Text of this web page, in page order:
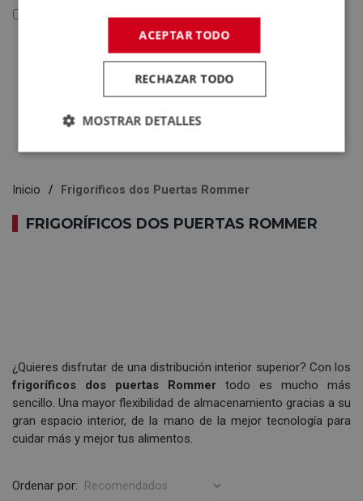
Reacondicionados y Outlet
Reacondicionados y
Outlet
Electrodomésticos
Inicio Frigoríficos dos Puertas Rommer
FRIGORÍFICOS DOS PUERTAS ROMMER
¿Quieres disfrutar de una distribución interior superior? Con los
frigoríficos dos puertas Rommer todo es mucho más
sencillo. Una mayor flexibilidad de almacenamiento gracias a su
gran espacio interior, de la mano de la mejor tecnología para
cuidar más y mejor tus alimentos.
Ordenar por:
ACEPTAR TODO
RECHAZAR TODO
MOSTRAR DETALLES